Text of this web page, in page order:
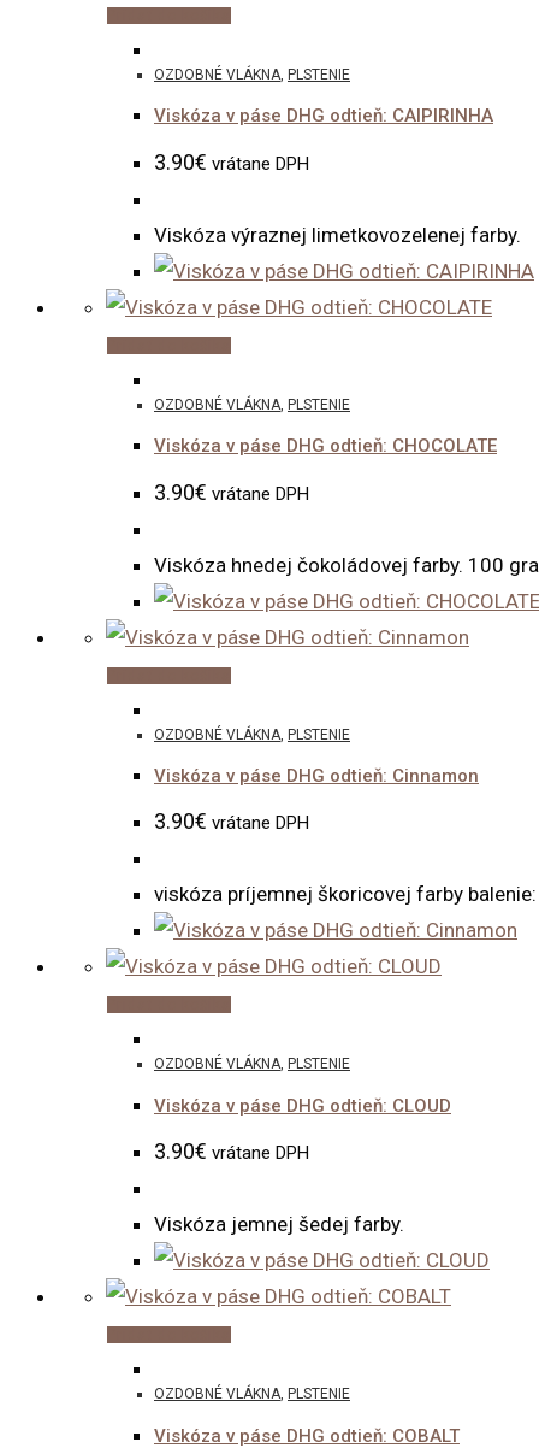
OZDOBNÉ VLÁKNA, PLSTENIE
Viskóza v páse DHG odtieň: CAIPIRINHA
3.90€ vrátane DPH
Viskóza výraznej limetkovozelenej farby.
OZDOBNÉ VLÁKNA PLSTENIE
Viskóza v páse DHG odtieň: CHOCOLATE
3.90€ vrátane DPH
Viskóza hnedej čokoládovej farby. 100
OZDOBNÉ VLÁKNA PLSTENIE
Viskóza v páse DHG odtieň: Cinnamon
3.90€ vrátane DPH
viskóza príjemnej škoricovej farby
OZDOBNÉ VLÁKNA, PLSTENIE
Viskóza v páse DHG odtieň: CLOUD
3.90€ vrátane DPH
Viskóza jemnej šedej farby.
OZDOBNÉ VLÁKNA, PLSTENIE
Viskóza v páse DHG odtieň: COBALT